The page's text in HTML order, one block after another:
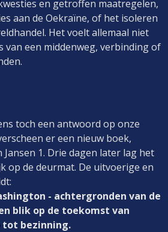
en getroffen maatregelen,
aan de Oekraïne, of het isoleren
Het voelt allemaal niet
van een middenweg, verbinding of
toch een antwoord op onze
er een nieuw boek,
1. Drie dagen later lag het
op de deurmat. De uitvoerige en
- achtergronden van de
blik op de toekomst van
tot bezinning.